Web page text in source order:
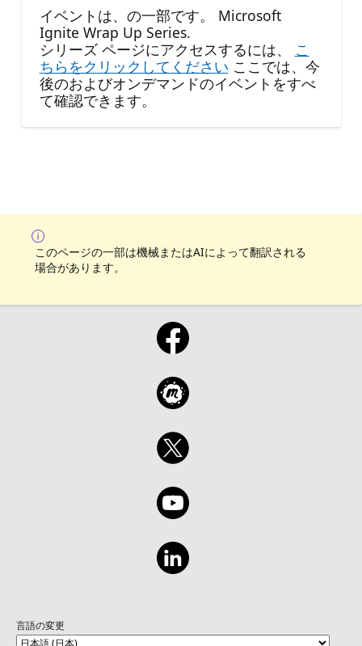
イベントは、の一部です。 Microsoft
Ignite Wrap Up Series.
シリーズ ページにアクセスするには、
こ
ちらをクリックしてください ここでは、今
後のおよびオンデマンドのイベントをすべ
て確認できます。
このページの一部は機械またはAIによって翻訳される
場合があります。
言語の変更